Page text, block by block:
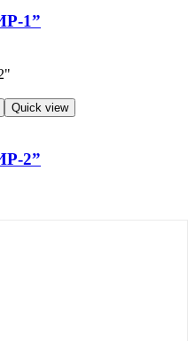
1”
Quick view
2”